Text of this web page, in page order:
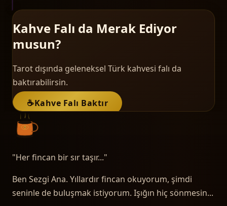
Kahve Falı da Merak Ediyor
musun?
Tarot dışında geleneksel Türk kahvesi falı da
baktırabilirsin.
☕Kahve Falı Baktır
"Her fincan bir sır taşır..."
Ben Sezgi Ana. Yıllardır fincan okuyorum, şimdi
seninle de buluşmak istiyorum. Işığın hiç sönmesin...